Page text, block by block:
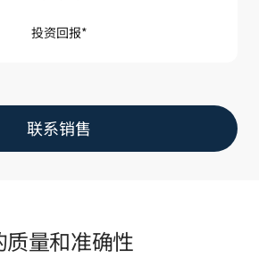
投资回报*
联系销售
量和准确性